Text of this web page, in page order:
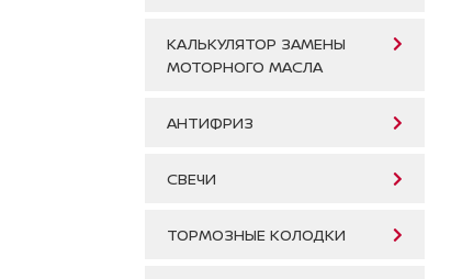
КАЛЬКУЛЯТОР ЗАМЕНЫ
МОТОРНОГО МАСЛА
АНТИФРИЗ
СВЕЧИ
ТОРМОЗНЫЕ КОЛОДКИ